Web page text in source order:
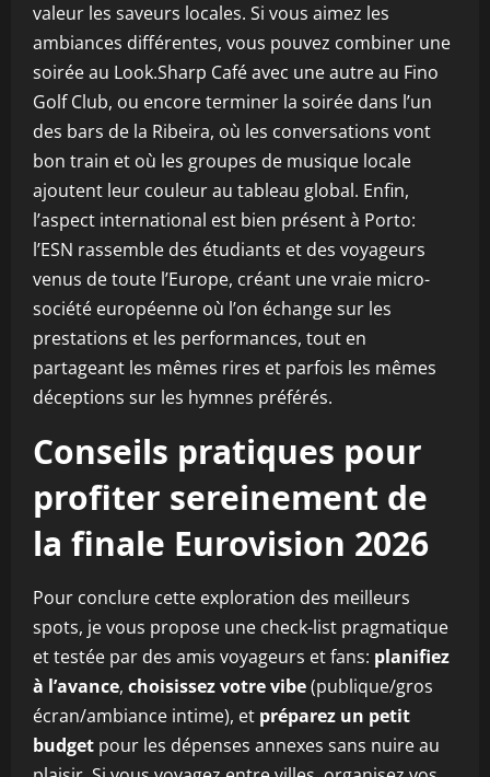
valeur les saveurs locales. Si vous aimez les
ambiances différentes, vous pouvez combiner une
soirée au Look.Sharp Café avec une autre au Fino
Golf Club, ou encore terminer la soirée dans l’un
des bars de la Ribeira, où les conversations vont
bon train et où les groupes de musique locale
ajoutent leur couleur au tableau global. Enfin,
l’aspect international est bien présent à Porto:
l’ESN rassemble des étudiants et des voyageurs
venus de toute l’Europe, créant une vraie micro-
société européenne où l’on échange sur les
prestations et les performances, tout en
partageant les mêmes rires et parfois les mêmes
déceptions sur les hymnes préférés.
Conseils pratiques pour
profiter sereinement de
la finale Eurovision 2026
Pour conclure cette exploration des meilleurs
spots, je vous propose une check-list pragmatique
et testée par des amis voyageurs et fans: planifiez
à l’avance, choisissez votre vibe(publique/gros
écran/ambiance intime), et préparez un petit
budget pour les dépenses annexes sans nuire au